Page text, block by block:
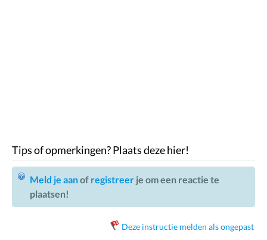
Tips of opmerkingen? Plaats deze hier!
Meld je aanof registreer je om een reactie te
plaatsen!
Deze instructie melden als ongepast